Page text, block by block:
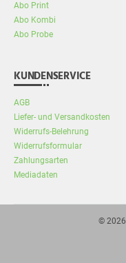
Abo Print
Abo Kombi
Abo Probe
KUNDENSERVICE
AGB
Liefer- und Versandkosten
Widerrufs-Belehrung
Widerrufsformular
Zahlungsarten
Mediadaten
© 2026